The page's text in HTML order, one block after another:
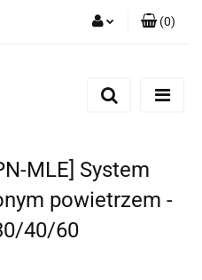
Zarejestruj się
(0)
MLE] System
powietrzem -
40/60